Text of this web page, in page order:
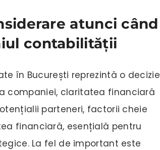
atunci când
contabilității
în București reprezintă o decizie
companiei, claritatea financiară
parteneri, factorii cheie
financiară, esențială pentru
La fel de important este